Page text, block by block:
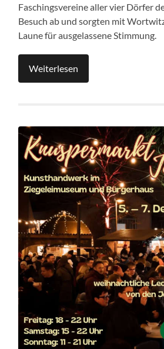
Faschingsvereine aller vier Dörfer
Besuch ab und sorgten mit
Laune für ausgelassene Stimmung.
Weiterlesen